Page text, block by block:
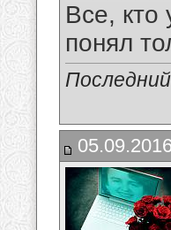
Все, кто
понял